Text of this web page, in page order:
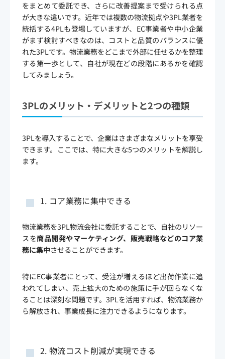
をまとめて委託でき、さらに改善提案まで受けられる点
が大きな違いです。近年では複数の物流拠点や3PL業者を
統括する4PLも登場していますが、EC事業者や中小企業
がまず検討すべきなのは、コストと品質のバランスに優
れた3PLです。物流業務をどこまで外部に任せるかを整理
する第一歩として、自社が現在どの段階にあるかを確認
してみましょう。
3PLのメリット・デメリットと2つの種類
3PLを導入することで、企業はさまざまなメリットを享受
できます。ここでは、特に大きな5つのメリットを解説し
ます。
1. コア業務に集中できる
物流業務を3PL物流会社に委託することで、自社のリソー
スを商品開発やマーケティング、販売戦略などのコア業
務に集中させることができます。
特にEC事業者にとって、受注が増えるほど出荷作業に追
われてしまい、売上拡大のための施策に手が回らなくな
ることは深刻な問題です。3PLを活用すれば、物流業務か
ら解放され、事業成長に注力できるようになります。
2. 物流コスト削減が実現できる